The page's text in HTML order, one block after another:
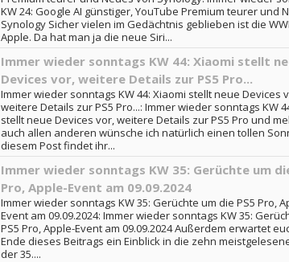
KW 24: Google AI günstiger, YouTube Premium teurer und
Synology Sicher vielen im Gedächtnis geblieben ist die
Apple. Da hat man ja die neue Siri...
Immer wieder sonntags KW 44: Xiaomi stellt
Devices vor, weitere Details zur PS5 Pro...
Immer wieder sonntags KW 44: Xiaomi stellt neue Devices
weitere Details zur PS5 Pro...: Immer wieder sonntags KW
stellt neue Devices vor, weitere Details zur PS5 Pro und
auch allen anderen wünsche ich natürlich einen tollen
diesem Post findet ihr...
Immer wieder sonntags KW 35: Gerüchte um
Pro, Apple-Event am 09.09.2024
Immer wieder sonntags KW 35: Gerüchte um die PS5 Pro,
Event am 09.09.2024: Immer wieder sonntags KW 35:
PS5 Pro, Apple-Event am 09.09.2024 Außerdem erwartet
Ende dieses Beitrags ein Einblick in die zehn
der 35....